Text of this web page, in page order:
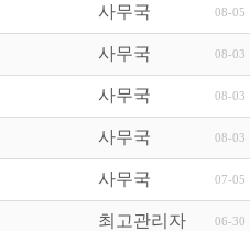
사무국 08-05
사무국 08-03
사무국 08-03
사무국 08-03
사무국 07-05
최고관리자 06-30